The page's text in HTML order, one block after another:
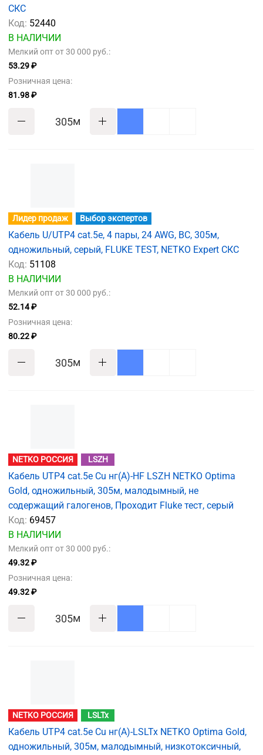
СКС
Код: 52440
В НАЛИЧИИ
Мелкий опт от 30 000 руб.:
53.29 ₽
Розничная цена:
81.98 ₽
м
Лидер продаж Выбор экспертов
Кабель U/UTP4 cat.5e, 4 пары, 24 AWG, BC, 305м,
одножильный, серый, FLUKE TEST, NETKO Expert СКС
Код: 51108
В НАЛИЧИИ
Мелкий опт от 30 000 руб.:
52.14 ₽
Розничная цена:
80.22 ₽
м
NETKO РОССИЯ LSZH
Кабель UTP4 cat.5е Cu нг(А)-HF LSZH NETKO Optima
Gold, одножильный, 305м, малодымный, не
содержащий галогенов, Проходит Fluke тест, серый
Код: 69457
В НАЛИЧИИ
Мелкий опт от 30 000 руб.:
49.32 ₽
Розничная цена:
49.32 ₽
м
NETKO РОССИЯ LSLTx
Кабель UTP4 cat.5е Cu нг(А)-LSLTx NETKO Optima Gold,
одножильный, 305м, малодымный, низкотоксичный,